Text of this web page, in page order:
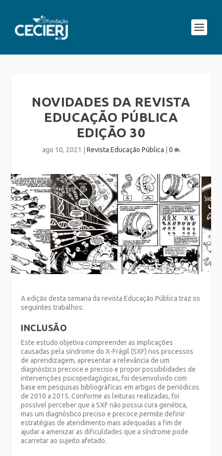
NOVIDADES DA REVISTA
EDUCAÇÃO PÚBLICA
EDIÇÃO 30
ago 10, 2021 Revista Educação Pública 0
A edição desta semana da revista Educação Pública traz os
seguintes trabalhos:
INCLUSÃO
Este estudo objetiva compreender as implicações
causadas pela síndrome do X-Frágil (SXF) nos processos
de aprendizagem, apresentar a relevância de um
diagnóstico precoce e preciso e propor possibilidades de
intervenções psicopedagógicas, foi desenvolvido com
base em pesquisas bibliográficas em artigos de periódicos
de 2010 a 2015. Conforme as leituras realizadas, foi
possível perceber que a SXF não possui cura genética,
mas um diagnóstico preciso e precoce permite definir
estratégias de atendimento mais adequadas a fim de
ajudar a amenizar as dificuldades que a síndrome pode
acarretar ao sujeito afetado.